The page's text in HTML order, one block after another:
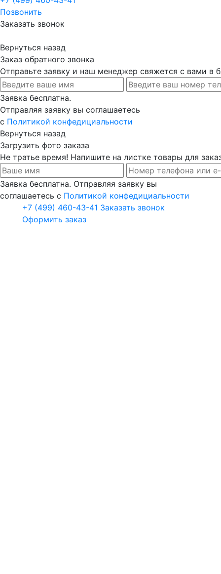
Позвонить
Заказать звонок
Вернуться назад
Заказ обратного звонка
Отправьте заявку и наш менеджер свяжется с вами в
Заявка бесплатна.
Отправляя заявку вы соглашаетесь
с Политикой конфедициальности
Вернуться назад
Загрузить фото заказа
Не тратье время! Напишите на листке товары для
Заявка бесплатна. Отправляя заявку вы
соглашаетесь с Политикой конфедициальности
+7 (499) 460-43-41 Заказать звонок
Оформить заказ